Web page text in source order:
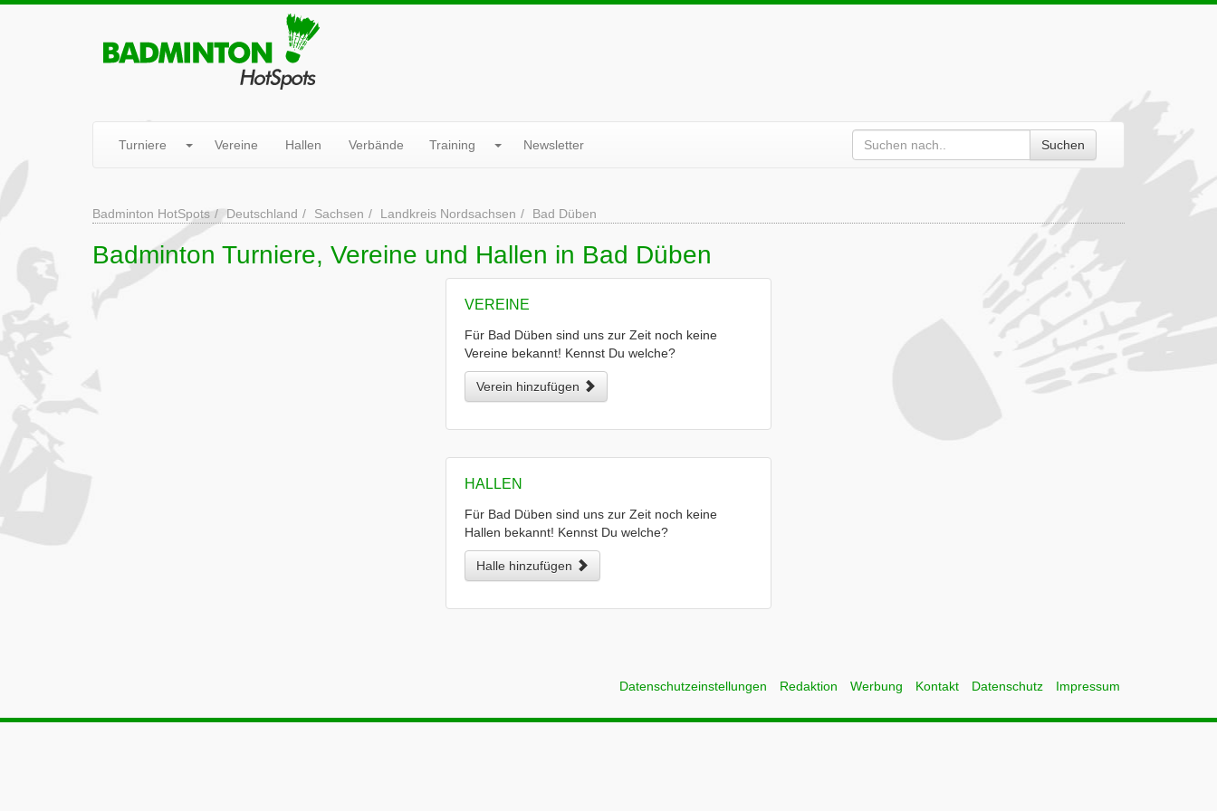
Turniere Vereine Hallen Verbände Training Newsletter Suchen
Badminton HotSpots Deutschland Sachsen Landkreis Nordsachsen Bad Düben
Badminton Turniere, Vereine und Hallen in Bad Düben
VEREINE
Für Bad Düben sind uns zur Zeit noch keine
Vereine bekannt! Kennst Du welche?
Verein hinzufügen
HALLEN
Für Bad Düben sind uns zur Zeit noch keine
Hallen bekannt! Kennst Du welche?
Halle hinzufügen
Datenschutzeinstellungen Redaktion Werbung Kontakt Datenschutz Impressum